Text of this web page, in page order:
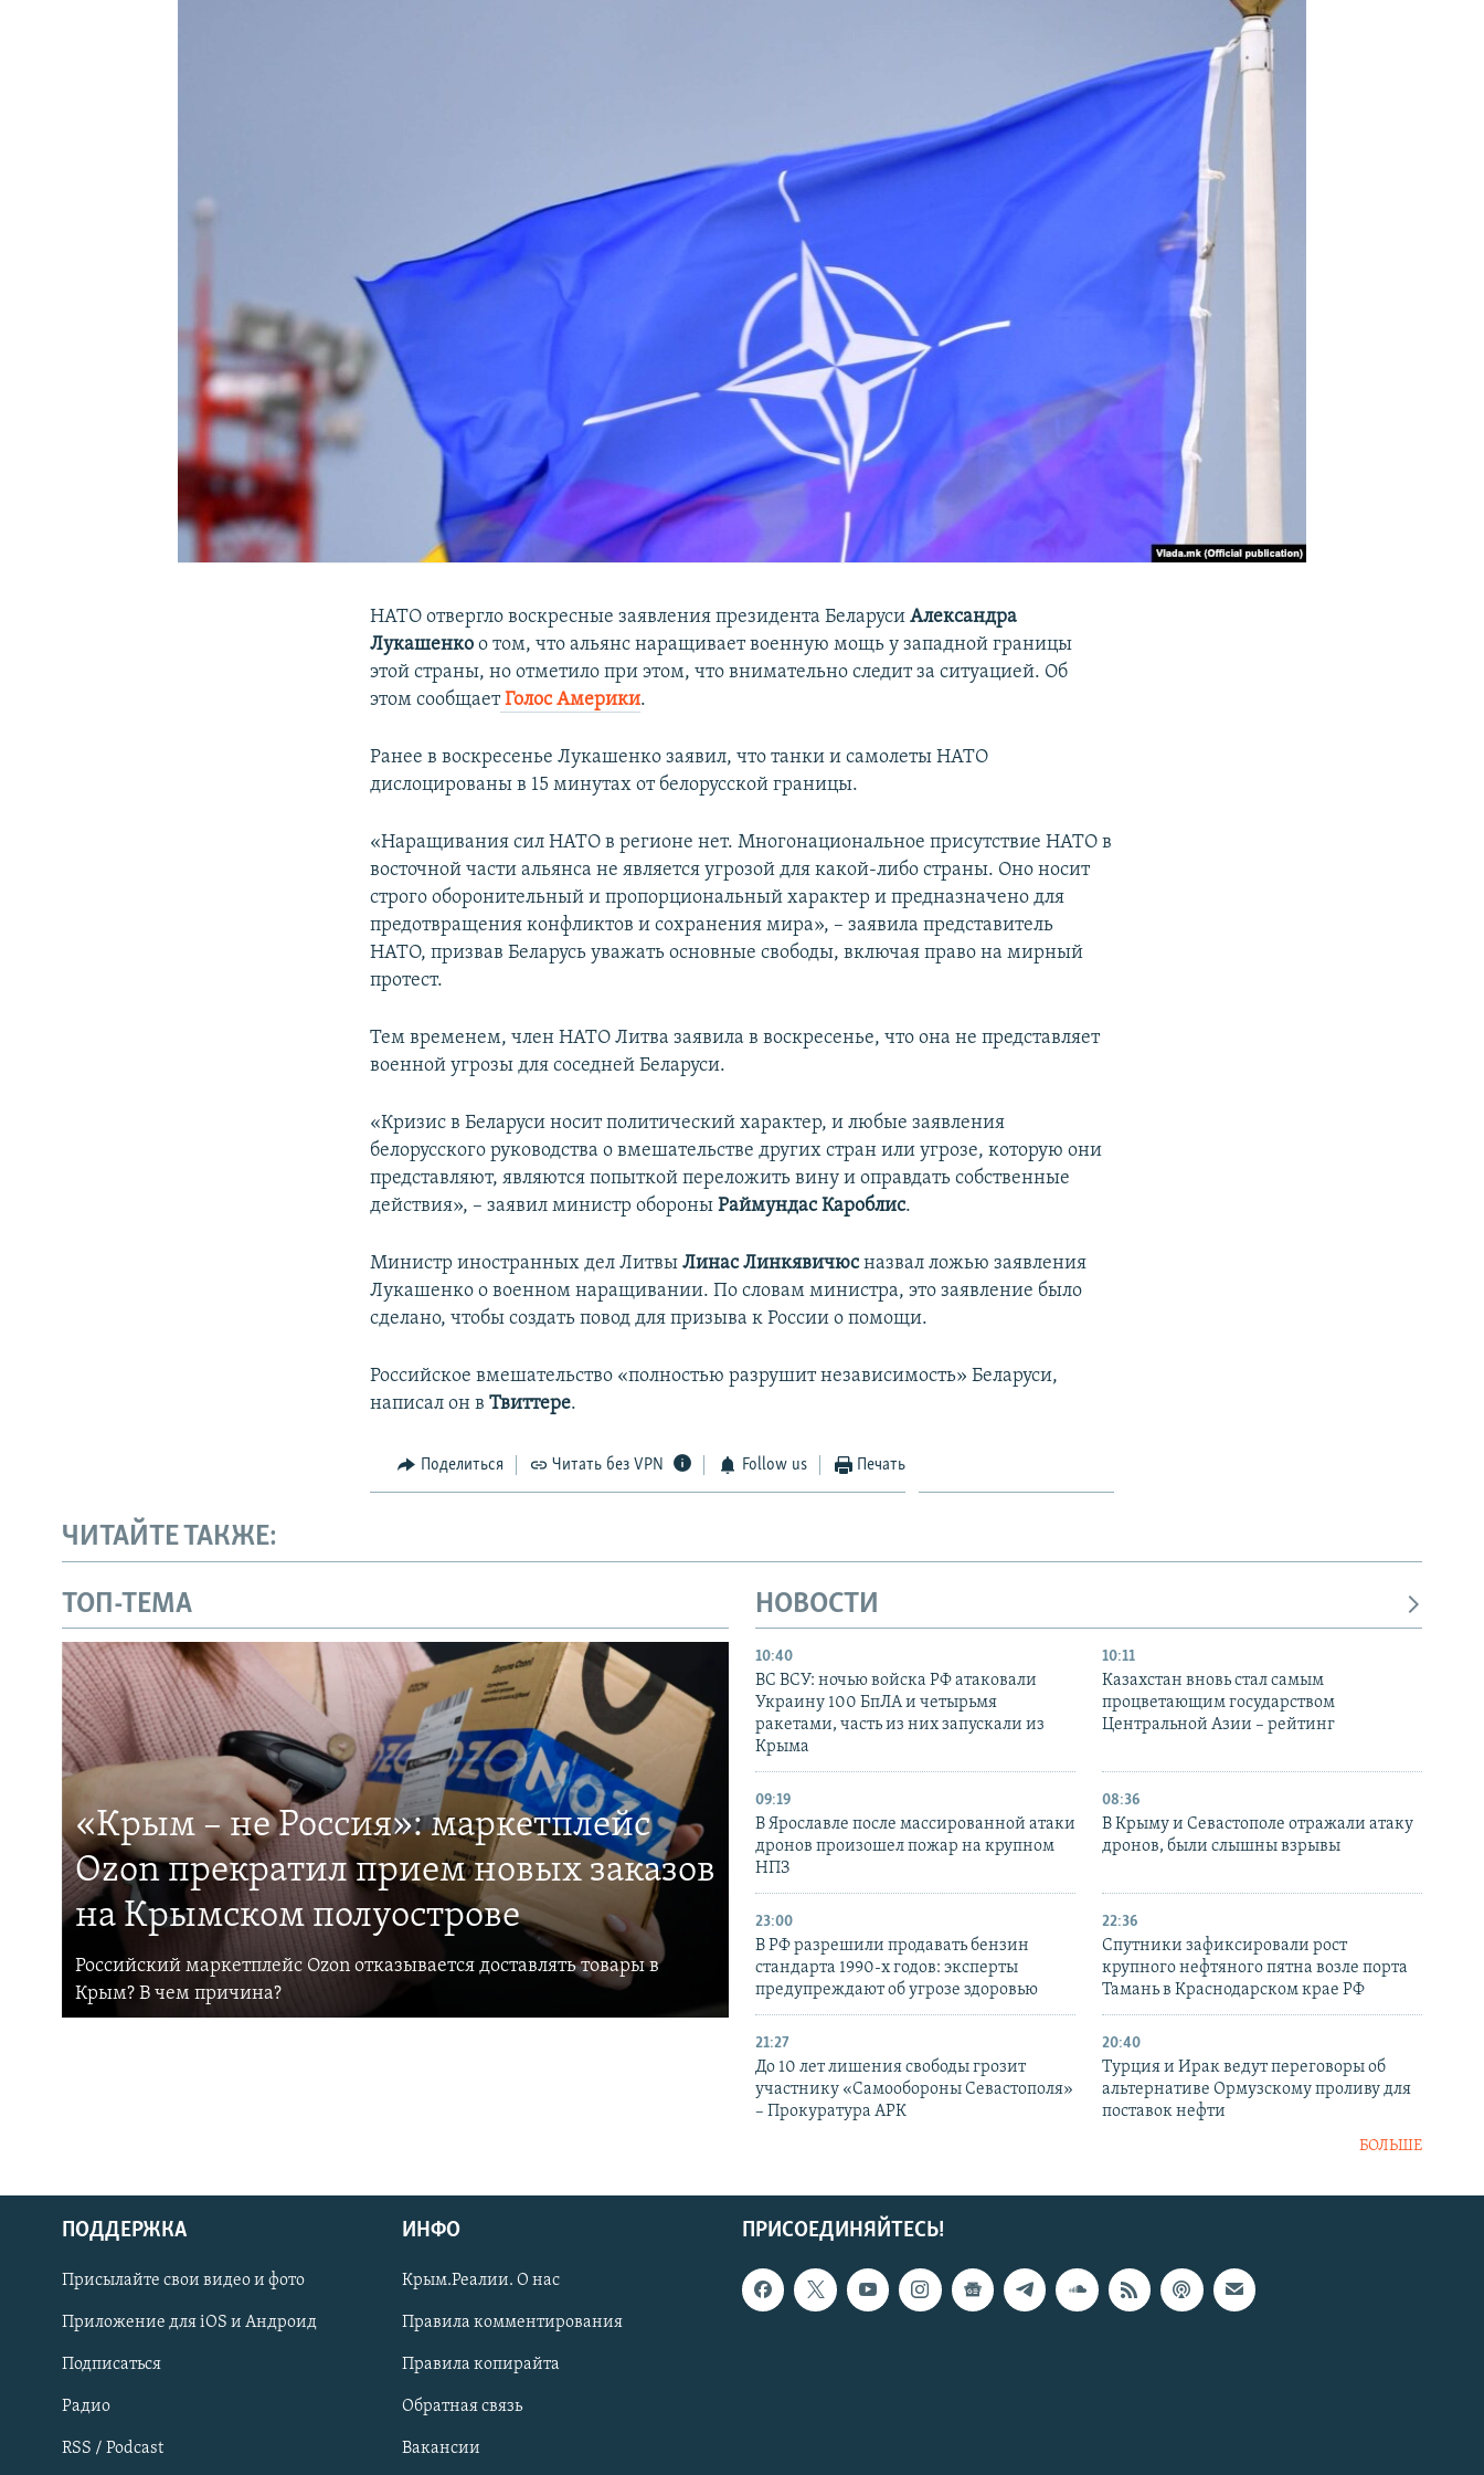
Українською
Qırımtatar
ПРИСОЕДИНЯЙТЕСЬ!
НАТО отвергло воскресные заявления президента БеларусиАлександра
Лукашенко о том, что альянс наращивает военную мощь у западной границы
этой страны, но отметило при этом, что внимательно следит за ситуацией. Об
этом сообщаетГолос Америки.
Ранее в воскресенье Лукашенко заявил, что танки и самолеты НАТО
дислоцированы в 15 минутах от белорусской границы.
«Наращивания сил НАТО в регионе нет. Многонациональное присутствие НАТО в
восточной части альянса не является угрозой для какой-либо страны. Оно носит
строго оборонительный и пропорциональный характер и предназначено для
предотвращения конфликтов и сохранения мира», – заявила представитель
НАТО, призвав Беларусь уважать основные свободы, включая право на мирный
протест.
Тем временем, член НАТО Литва заявила в воскресенье, что она не представляет
военной угрозы для соседней Беларуси.
«Кризис в Беларуси носит политический характер, и любые заявления
белорусского руководства о вмешательстве других стран или угрозе, которую они
представляют, являются попыткой переложить вину и оправдать собственные
действия», – заявил министр обороныРаймундас Кароблис.
Министр иностранных дел ЛитвыЛинас Линкявичюсназвал ложью заявления
Лукашенко о военном наращивании. По словам министра, это заявление было
сделано, чтобы создать повод для призыва к России о помощи.
Российское вмешательство «полностью разрушит независимость» Беларуси,
написал он вТвиттере.
Поделиться Читать без VPN Follow us Печать
ЧИТАЙТЕ ТАКЖЕ:
ТОП-ТЕМА
«Крым – не Россия»: маркетплейс
Ozon прекратил прием новых заказов
на Крымском полуострове
Российский маркетплейс Ozon отказывается доставлять товары в
Крым? В чем причина?
НОВОСТИ
10:40
ВС ВСУ: ночью войска РФ атаковали
Украину 100 БпЛА и четырьмя
ракетами, часть из них запускали из
Крыма
10:11
Казахстан вновь стал самым
процветающим государством
Центральной Азии – рейтинг
09:19
В Ярославле после массированной атаки
дронов произошел пожар на крупном
НПЗ
08:36
В Крыму и Севастополе отражали атаку
дронов, были слышны взрывы
23:00
В РФ разрешили продавать бензин
стандарта 1990-х годов: эксперты
предупреждают об угрозе здоровью
22:36
Спутники зафиксировали рост
крупного нефтяного пятна возле порта
Тамань в Краснодарском крае РФ
21:27
До 10 лет лишения свободы грозит
участнику «Самообороны Севастополя»
– Прокуратура АРК
20:40
Турция и Ирак ведут переговоры об
альтернативе Ормузскому проливу для
поставок нефти
БОЛЬШЕ
ПРИСОЕДИНЯЙТЕСЬ!
ПОДДЕРЖКА
Присылайте свои видео и фото
Приложение для iOS и Андроид
Подписаться
Радио
RSS / Podcast
ИНФО
Крым.Реалии. О нас
Правила комментирования
Правила копирайта
Обратная связь
Вакансии